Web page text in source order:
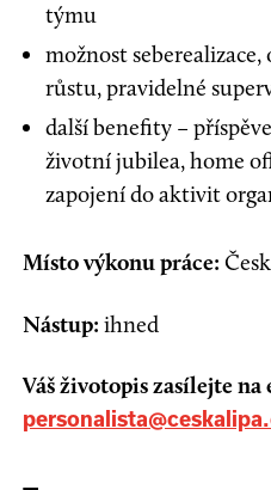
týmu
možnost
růstu, pravidelné
další benefity –
životní jubilea, home
zapojení do aktivit
Místo výkonu práce:
Nástup: ihned
Váš životopis zasílejte na